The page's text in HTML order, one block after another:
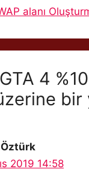
alanı
4
bir
2019 14:58